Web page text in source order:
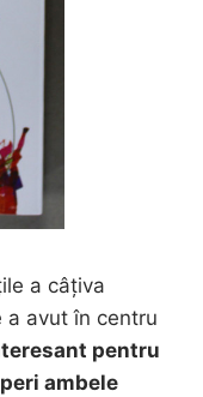
a câțiva
avut în centru
pentru
ambele